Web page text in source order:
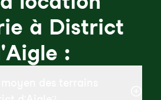
à District
: